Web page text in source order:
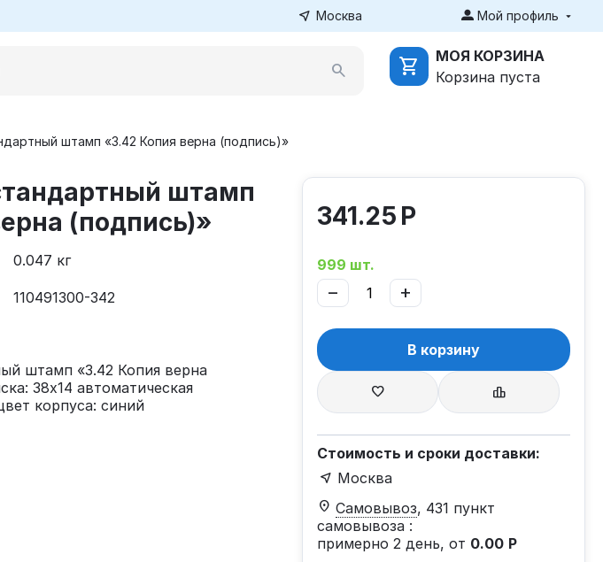
Москва Мой профиль
МОЯ КОРЗИНА
Корзина пуста
штамп «3.42 Копия верна (подпись)»
штамп
(подпись)»
0.047 кг
110491300-342
штамп «3.42 Копия верна
38x14 автоматическая
корпуса: синий
341.25 Р
999 шт.
+
−
В корзину
Стоимость и сроки доставки:
Москва
Самовывоз, 431 пункт
самовывоза :
примерно 2 день, от 0.00 Р